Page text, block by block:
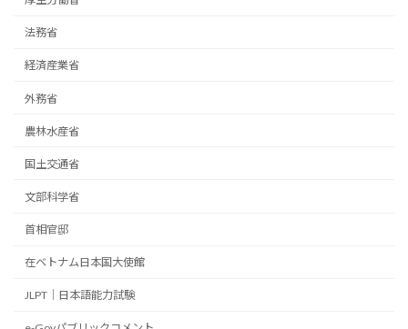
法務省
経済産業省
外務省
農林水産省
国土交通省
文部科学省
首相官邸
在ベトナム日本国大使館
JLPT｜日本語能力試験